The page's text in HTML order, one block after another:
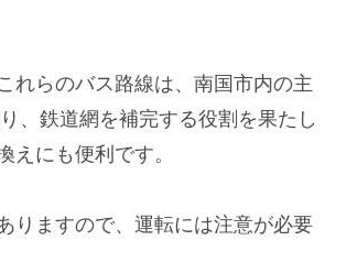
れらのバス路線は、南国市内の主
、鉄道網を補完する役割を果たし
にも便利です。
りますので、運転には注意が必要